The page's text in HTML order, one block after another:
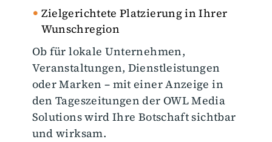
Zielgerichtete Platzierung in Ihrer
Wunschregion
Ob für lokale Unternehmen,
Veranstaltungen, Dienstleistungen
oder Marken – mit einer Anzeige in
den Tageszeitungen der OWL Media
Solutions wird Ihre Botschaft sichtbar
und wirksam.